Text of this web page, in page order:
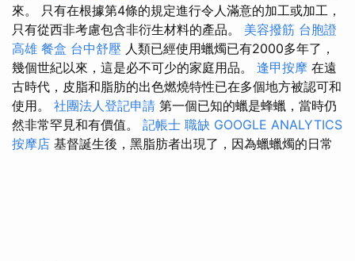
來。 只有在根據第4條的規定進行令人滿意的加工或加工，
只有從西非考慮包含非衍生材料的產品。 美容撥筋 台胞證
高雄 餐盒 台中舒壓 人類已經使用蠟燭已有2000多年了，
幾個世紀以來，這是必不可少的家庭用品。 逢甲按摩 在遠
古時代，皮脂和脂肪的出色燃燒特性已在多個地方被認可和
使用。 社團法人登記申請 第一個已知的蠟是蜂蠟，當時仍
然非常罕見和有價值。 記帳士 職缺 GOOGLE ANALYTICS
按摩店 基督誕生後，黑脂肪者出現了，因為蠟蠟燭的日常